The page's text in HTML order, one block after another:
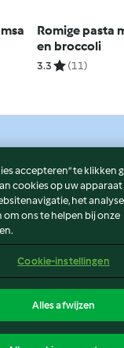
Romige pasta
en broccoli
3.3 (11)
accepteren” te klikken
cookies op uw
het
ons te helpen bij onze
Cookie-instellingen
Alles afwijzen